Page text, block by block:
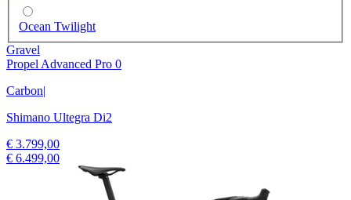
Ocean Twilight
Gravel
Propel Advanced Pro 0
Carbon|
Shimano Ultegra Di2
€ 3.799,00
€ 6.499,00